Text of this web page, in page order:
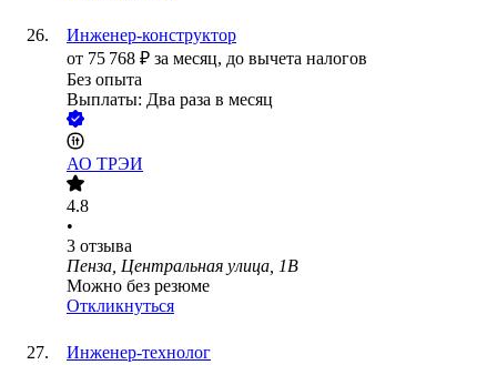
Инженер-конструктор
от 75 768 ₽ за месяц, до вычета налогов
Без опыта
Выплаты: Два раза в месяц
АО ТРЭИ
4.8
•
3 отзыва
Пенза, Центральная улица, 1В
Можно без резюме
Откликнуться
Инженер-технолог